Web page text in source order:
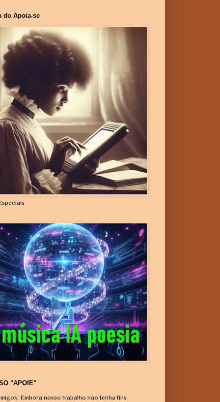
do Apoia-se
"APOIE"
Embora nosso trabalho não tenha fins